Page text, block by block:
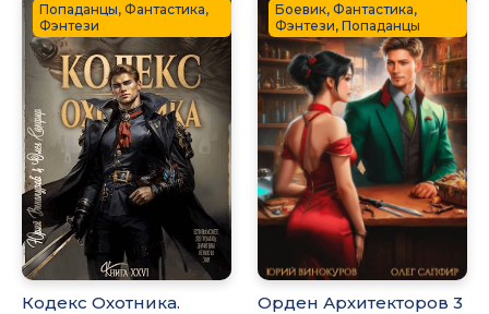
Попаданцы, Фантастика,
Фэнтези
Кодекс Охотника.
Боевик, Фантастика,
Фэнтези, Попаданцы
Орден Архитекторов 3